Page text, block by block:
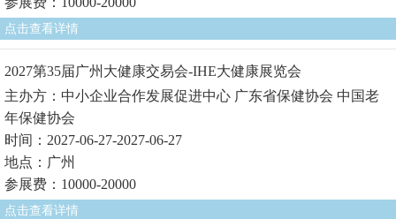
点击查看详情
2027第35届广州大健康交易会-IHE大健康展览会
主办方：中小企业合作发展促进中心 广东省保健协会 中国老
年保健协会
时间：2027-06-27-2027-06-27
地点：广州
参展费：10000-20000
点击查看详情